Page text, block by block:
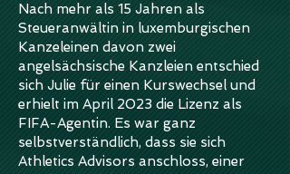
Nach mehr als 15 Jahren als
Steueranwältin in luxemburgischen
Kanzeleinen davon zwei
angelsächsische Kanzleien entschied
sich Julie für einen Kurswechsel und
erhielt im April 2023 die Lizenz als
FIFA-Agentin. Es war ganz
selbstverständlich, dass sie sich
Athletics Advisors anschloss, einer